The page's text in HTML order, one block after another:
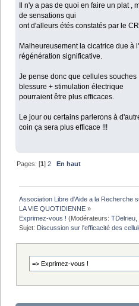
Il n'y a pas de quoi en faire un plat ,
de sensations qui
ont d'alleurs étés constatés par le
Malheureusement la cicatrice due à
régénération significative.
Je pense donc que cellules souches
blessure + stimulation électrique
pourraient être plus efficaces.
Le jour ou certains parlerons à
coin ça sera plus efficace !!!
Pages: [1]2
En haut
Association Libre d'Aide a la Recherche
LA VIE QUOTIDIENNE »
Exprimez-vous ! (Modérateurs:TDelrieu
Sujet: Discussion sur l'efficacité des